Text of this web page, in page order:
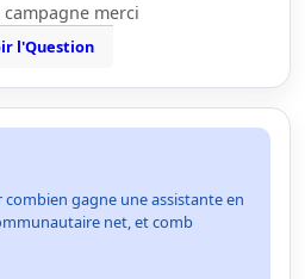
merci
l'Question
gagne une assistante en
net, et comb